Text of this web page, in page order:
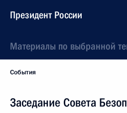
Президент России
Материалы по выбранной
События
Заседание Совета